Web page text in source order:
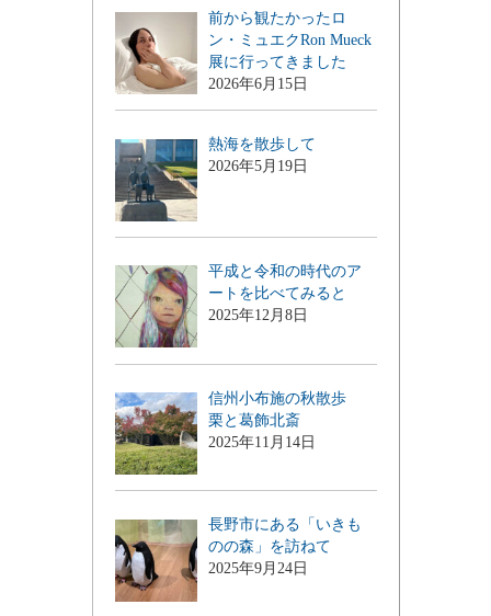
前から観たかったロ
ン・ミュエクRon Mueck
展に行ってきました
2026年6月15日
熱海を散歩して
2026年5月19日
平成と令和の時代のア
ートを比べてみると
2025年12月8日
信州小布施の秋散歩
栗と葛飾北斎
2025年11月14日
長野市にある「いきも
のの森」を訪ねて
2025年9月24日